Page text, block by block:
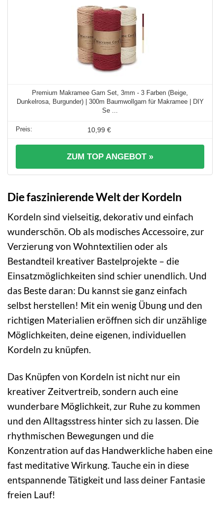
Premium Makramee Garn Set, 3mm - 3 Farben (Beige,
Dunkelrosa, Burgunder) | 300m Baumwollgarn für Makramee | DIY
Se ...
10,99 €
ZUM TOP ANGEBOT »
Die faszinierende Welt der Kordeln
Kordeln sind vielseitig, dekorativ und einfach
wunderschön. Ob als modisches Accessoire, zur
Verzierung von Wohntextilien oder als
Bestandteil kreativer Bastelprojekte – die
Einsatzmöglichkeiten sind schier unendlich. Und
das Beste daran: Du kannst sie ganz einfach
selbst herstellen! Mit ein wenig Übung und den
richtigen Materialien eröffnen sich dir unzählige
Möglichkeiten, deine eigenen, individuellen
Kordeln zu knüpfen.
Das Knüpfen von Kordeln ist nicht nur ein
kreativer Zeitvertreib, sondern auch eine
wunderbare Möglichkeit, zur Ruhe zu kommen
und den Alltagsstress hinter sich zu lassen. Die
rhythmischen Bewegungen und die
Konzentration auf das Handwerkliche haben eine
fast meditative Wirkung. Tauche ein in diese
entspannende Tätigkeit und lass deiner Fantasie
freien Lauf!